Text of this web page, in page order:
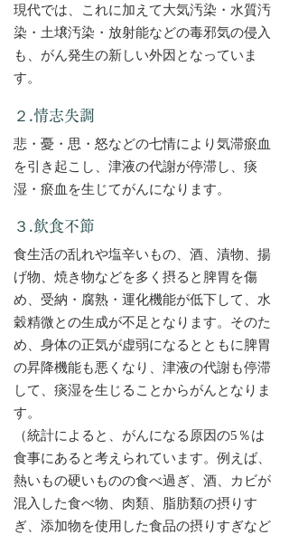
現代では、これに加えて大気汚染・水質汚
染・土壌汚染・放射能などの毒邪気の侵入
も、がん発生の新しい外因となっていま
す。
２.情志失調
悲・憂・思・怒などの七情により気滞瘀血
を引き起こし、津液の代謝が停滞し、痰
湿・瘀血を生じてがんになります。
３.飲食不節
食生活の乱れや塩辛いもの、酒、漬物、揚
げ物、焼き物などを多く摂ると脾胃を傷
め、受納・腐熟・運化機能が低下して、水
穀精微との生成が不足となります。そのた
め、身体の正気が虚弱になるとともに脾胃
の昇降機能も悪くなり、津液の代謝も停滞
して、痰湿を生じることからがんとなりま
す。
（統計によると、がんになる原因の5％は
食事にあると考えられています。例えば、
熱いもの硬いものの食べ過ぎ、酒、カビが
混入した食べ物、肉類、脂肪類の摂りす
ぎ、添加物を使用した食品の摂りすぎなど